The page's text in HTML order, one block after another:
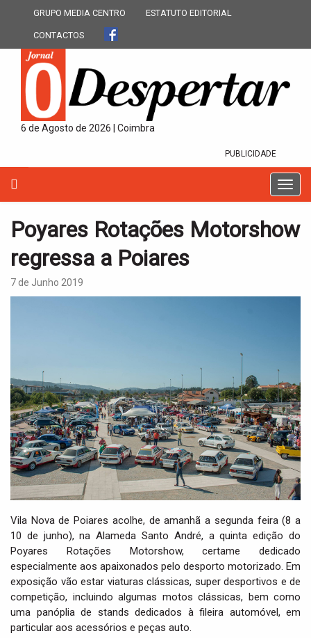
GRUPO MEDIA CENTRO ESTATUTO EDITORIAL
CONTACTOS
6 de Agosto de 2026 | Coimbra
PUBLICIDADE
T
o
g
o
n
Poyares Rotações Motorshow
regressa a Poiares
7 de Junho 2019
Vila Nova de Poiares acolhe, de amanhã a segunda feira (8 a
10 de junho), na Alameda Santo André, a quinta edição do
Poyares Rotações Motorshow, certame dedicado
especialmente aos apaixonados pelo desporto motorizado. Em
exposição vão estar viaturas clássicas, super desportivos e de
competição, incluindo algumas motos clássicas, bem como
uma panóplia de stands dedicados à fileira automóvel, em
particular aos acessórios e peças auto.